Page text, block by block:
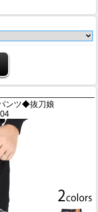
ンツ◆抜刀娘